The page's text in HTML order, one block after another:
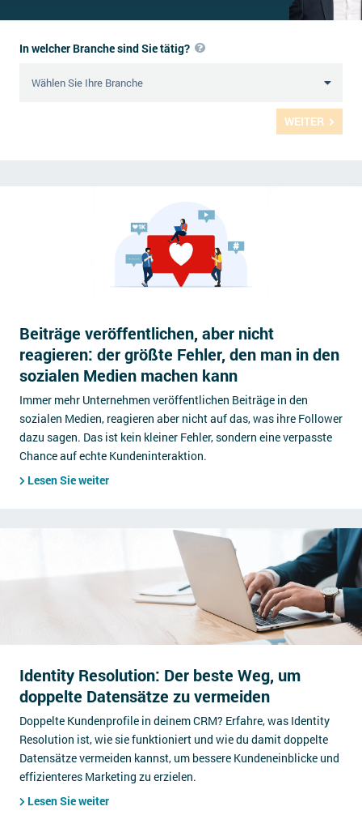
WEITER
In welcher Branche sind Sie tätig?
Beiträge veröffentlichen, aber nicht
reagieren: der größte Fehler, den man in den
sozialen Medien machen kann
Immer mehr Unternehmen veröffentlichen Beiträge in den
sozialen Medien, reagieren aber nicht auf das, was ihre Follower
dazu sagen. Das ist kein kleiner Fehler, sondern eine verpasste
Chance auf echte Kundeninteraktion.
Lesen Sie weiter
Identity Resolution: Der beste Weg, um
doppelte Datensätze zu vermeiden
Doppelte Kundenprofile in deinem CRM? Erfahre, was Identity
Resolution ist, wie sie funktioniert und wie du damit doppelte
Datensätze vermeiden kannst, um bessere Kundeneinblicke und
effizienteres Marketing zu erzielen.
Lesen Sie weiter